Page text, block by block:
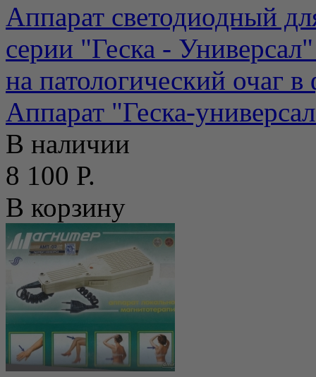
Аппарат светодиодный
серии "Геска -
на патологический очаг в
Аппарат "Геска-
В наличии
8 100 Р.
В корзину